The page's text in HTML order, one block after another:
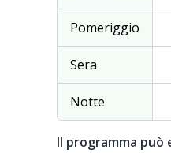
Pomeriggio
Sera
Notte
Il programma